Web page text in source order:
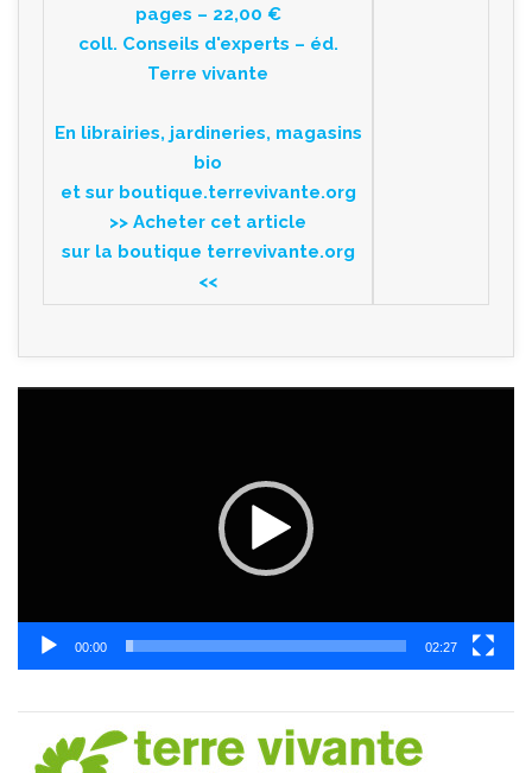
pages – 22,00 €
coll. Conseils d'experts – éd.
Terre vivante
En librairies, jardineries, magasins
bio
et sur boutique.terrevivante.org
>> Acheter cet article
sur la boutique terrevivante.org
<<
00:00 02:27